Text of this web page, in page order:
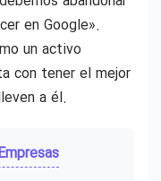
en Google».
un activo
con tener el mejor
a él.